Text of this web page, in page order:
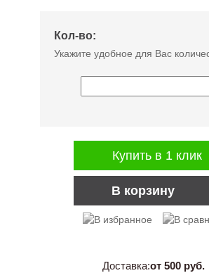
Кол-во:
Укажите удобное для Вас
В корзину
Купить в 1 клик
Доставка:от 500 руб.